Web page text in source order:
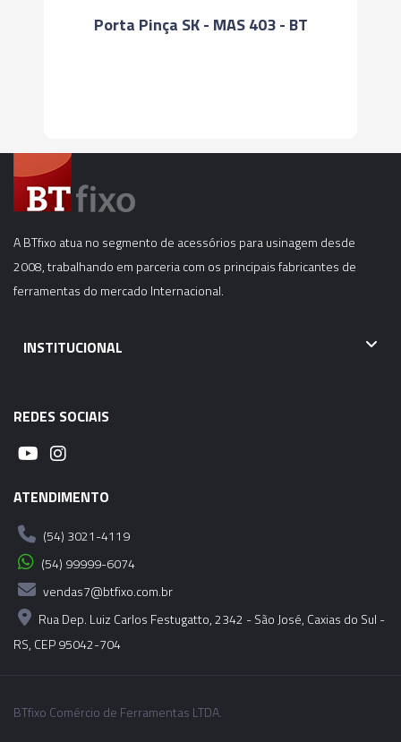
Porta Pinça SK - MAS 403 - BT
A BTfixo atua no segmento de acessórios para usinagem desde
2008, trabalhando em parceria com os principais fabricantes de
ferramentas do mercado Internacional.
INSTITUCIONAL
REDES SOCIAIS
ATENDIMENTO
(54) 3021-4119
(54) 99999-6074
vendas7@btfixo.com.br
Rua Dep. Luiz Carlos Festugatto, 2342 - São José, Caxias do Sul -
RS, CEP 95042-704
BTfixo Comércio de Ferramentas LTDA.